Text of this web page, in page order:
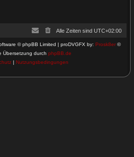
Alle Zeiten sind UTC+02:00
© phpBB Limited | proDVGFX by: Prosk8er ©
Übersetzung durch phpBB.de
| Nutzungsbedingungen